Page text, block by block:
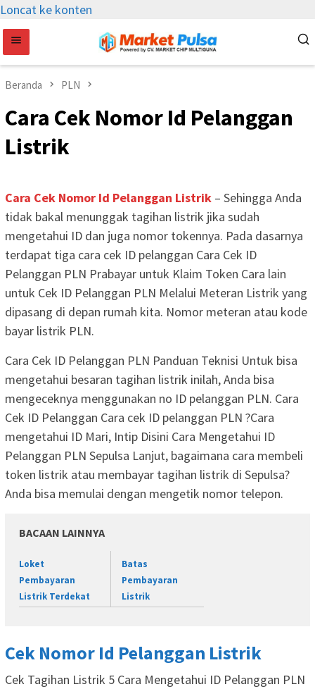
Loncat ke konten
Beranda PLN
Cara Cek Nomor Id Pelanggan
Listrik
Cara Cek Nomor Id Pelanggan Listrik – Sehingga Anda
tidak bakal menunggak tagihan listrik jika sudah
mengetahui ID dan juga nomor tokennya. Pada dasarnya
terdapat tiga cara cek ID pelanggan Cara Cek ID
Pelanggan PLN Prabayar untuk Klaim Token Cara lain
untuk Cek ID Pelanggan PLN Melalui Meteran Listrik yang
dipasang di depan rumah kita. Nomor meteran atau kode
bayar listrik PLN.
Cara Cek ID Pelanggan PLN Panduan Teknisi Untuk bisa
mengetahui besaran tagihan listrik inilah, Anda bisa
mengeceknya menggunakan no ID pelanggan PLN. Cara
Cek ID Pelanggan Cara cek ID pelanggan PLN ?Cara
mengetahui ID Mari, Intip Disini Cara Mengetahui ID
Pelanggan PLN Sepulsa Lanjut, bagaimana cara membeli
token listrik atau membayar tagihan listrik di Sepulsa?
Anda bisa memulai dengan mengetik nomor telepon.
BACAAN LAINNYA
Loket
Pembayaran
Listrik Terdekat
Batas
Pembayaran
Listrik
Cek Nomor Id Pelanggan Listrik
Cek Tagihan Listrik 5 Cara Mengetahui ID Pelanggan PLN